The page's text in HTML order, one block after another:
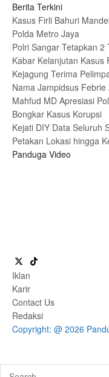
Berita Terkini
Kasus Firli Bahuri
Polda Metro Jaya
Polri Sangar Tetapkan
Kabar Kelanjutan Kasus
Kejagung Terima
Nama Jampidsus Febrie
Mahfud MD Apresiasi
Bongkar Kasus Korupsi
Kejati DIY Data Seluruh
Petakan Lokasi hingga
Panduga Video
Iklan
Karir
Contact Us
Redaksi
Copyright: @ 2026